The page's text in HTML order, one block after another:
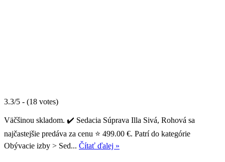
3.3/5 - (18 votes)
Väčšinou skladom. ✔️ Sedacia Súprava Illa Sivá, Rohová sa
najčastejšie predáva za cenu ⭐ 499.00 €. Patrí do kategórie
Obývacie izby > Sed... Čítať ďalej »